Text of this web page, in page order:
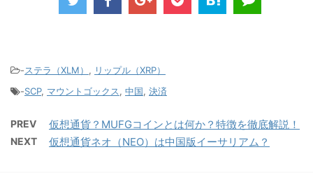
-ステラ（XLM） , リップル（XRP）
-SCP, マウントゴックス, 中国, 決済
PREV 仮想通貨？MUFGコインとは何か？特徴を徹底解説！
NEXT 仮想通貨ネオ（NEO）は中国版イーサリアム？